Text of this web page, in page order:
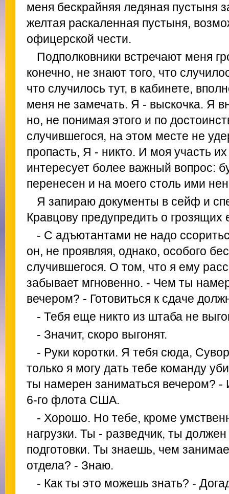
меня бескрайняя ледяная пустыня
желтая раскаленная пустыня,
офицерской чести.
Подполковники встречают меня
конечно, не знают того, что
что случилось тут, в кабинете,
меня не замечать. Я - выскочка. Я
но, не понимая этого и по
случившегося, на этом месте не
пропасть, Я - никто. И моя участь
интересует более важный вопрос:
перенесен и на моего столь ими
Я запираю документы в сейф и
Кравцову предупредить о грозящих
- С адъютантами не надо
он, не проявляя, однако, особого
случившегося. О том, что я ему
забывает мгновенно. - Чем ты
вечером? - Готовиться к сдаче
- Тебя еще никто из штаба не
- Значит, скоро выгонят.
- Руки коротки. Я тебя сюда,
только я могу дать тебе команду
ты намерен заниматься вечером? -
6-го флота США.
- Хорошо. Но тебе, кроме
нагрузки. Ты - разведчик, ты
подготовки. Ты знаешь, чем
отдела? - Знаю.
- Как ты это можешь знать? -